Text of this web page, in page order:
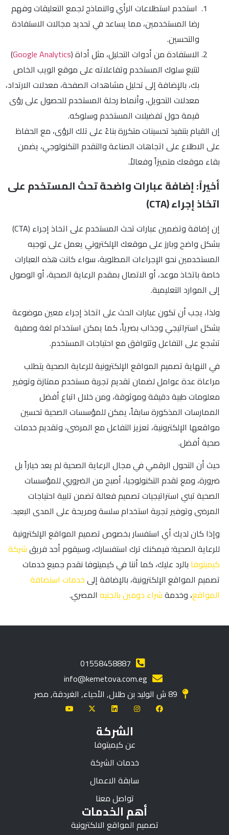
استخدم استطلاعات الرأي والنماذج لجمع التعليقات وفهم
رضا المستخدمين، مما يساعد في تحديد مجالات الاستفادة
والتحسين.
الاستفادة من أدوات التحليل، مثل أداة (Google Analytics
)
لتتبع سلوك المستخدم وتفاعلاته على موقع الويب الخاص
بك، بالإضافة إلى تحليل مشاهدات الصفحة، معدلات الارتداد،
معدلات التحويل، وأنماط رحلة المستخدم للحصول على رؤى
قيمة حول تفضيلات المستخدم وسلوكه.
إن القيام بتنفيذ تحسينات متكررة بناءً على تلك الرؤى، مع الحفاظ
على الاطلاع على اتجاهات الصناعة والتقدم التكنولوجي، يضمن
بقاء موقعك متميزاً وفعالاً.
أخيراً: إضافة عبارات واضحة تحث المستخدم على
اتخاذ إجراء (CTA)
إن إضافة وتضمين عبارات تحث المستخدم على اتخاذ إجراء (CTA)
بشكل واضح وبارز على موقعك الإلكتروني يعمل على توجيه
المستخدمين نحو الإجراءات المطلوبة، سواء كانت هذه العبارات
خاصة باتخاذ موعد، أو الاتصال بمقدم الرعاية الصحية، أو الوصول
إلى الموارد التعليمية.
ولذا، يجب أن تكون عبارات الحث على اتخاذ إجراء معين موضوعة
بشكل استراتيجي وجذاب بصرياً، كما يمكن استخدام لغة وصفية
تشجع على التفاعل وتتوافق مع احتياجات المستخدم.
في النهاية تصميم المواقع الإلكترونية للرعاية الصحية يتطلب
مراعاة عدة عوامل لضمان تقديم تجربة مستخدم ممتازة وتوفير
معلومات طبية دقيقة وموثوقة، ومن خلال اتباع أفضل
الممارسات المذكورة سابقاً، يمكن للمؤسسات الصحية تحسين
مواقعها الإلكترونية، تعزيز التفاعل مع المرضى، وتقديم خدمات
صحية أفضل.
حيث أن التحول الرقمي في مجال الرعاية الصحية لم يعد خياراً بل
ضرورة، ومع تقدم التكنولوجيا، أصبح من الضروري للمؤسسات
الصحية تبني استراتيجيات تصميم فعالة تضمن تلبية احتياجات
المرضى وتوفير تجربة استخدام سلسة ومريحة على المدى البعيد.
وإذا كان لديك أي استفسار بخصوص تصميم المواقع الإلكترونية
للرعاية الصحية؛ فيمكنك ترك استفسارك، وسيقوم أحد فريقشركة
كيميتوفا بالرد عليك، كما أننا في كيميتوفا نقدم جميع خدمات
تصميم المواقع الإلكترونية، بالإضافة إلىخدمات استضافة
المواقع، وخدمةشراء دومين بالجنيهالمصري.
01558458887
info@kemetova.com.eg
89 ش الوليد بن طلال, الأحياء, الغردقة, مصر
الشركة
عن كيميتوفا
خدمات الشركة
سابقة الاعمال
تواصل معنا
أهم الخدمات
تصميم المواقع الالكترونية